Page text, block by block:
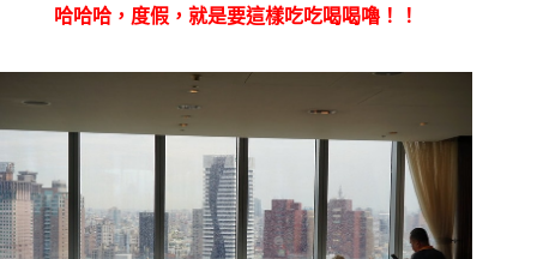
哈哈哈，度假，就是要這樣吃吃喝喝嚕！！